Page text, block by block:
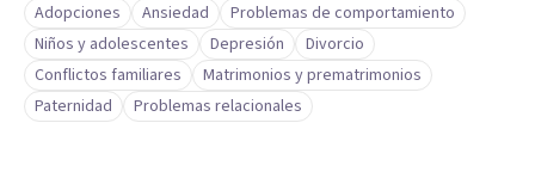
Adopciones Ansiedad
Problemas de comportamiento
Niños y adolescentes
Depresión
Divorcio
Conflictos familiares
Matrimonios y prematrimonios
Paternidad
Problemas relacionales